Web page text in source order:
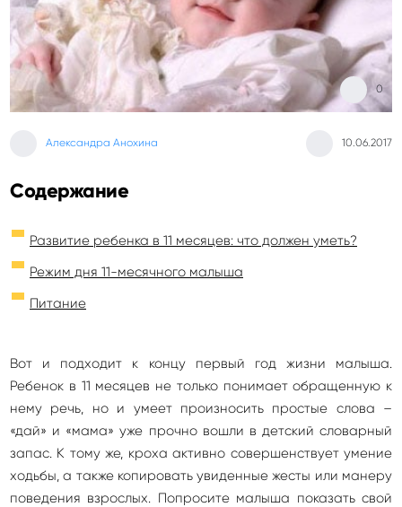
Александра Анохина 10.06.2017
0
Содержание
Развитие ребенка в 11 месяцев: что должен уметь?
Режим дня 11-месячного малыша
Питание
Вот и подходит к концу первый год жизни малыша.
Ребенок в 11 месяцев не только понимает обращенную к
нему речь, но и умеет произносить простые слова –
«дай» и «мама» уже прочно вошли в детский словарный
запас. К тому же, кроха активно совершенствует умение
ходьбы, а также копировать увиденные жесты или манеру
поведения взрослых. Попросите малыша показать свой